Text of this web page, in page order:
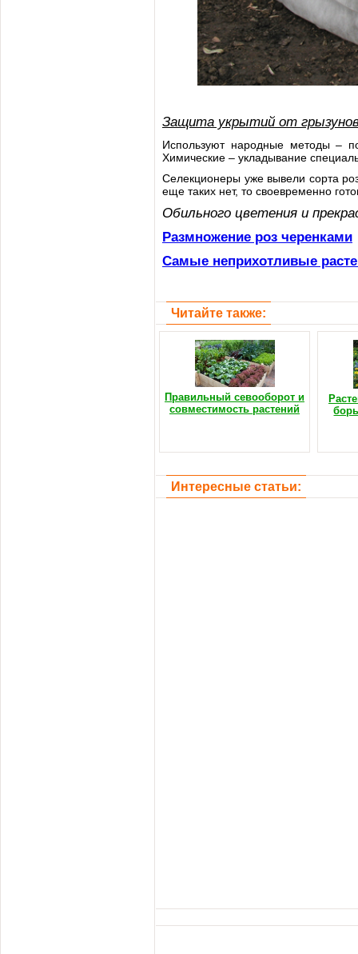
Защита укрытий от
Используют народные методы –
Химические – укладывание
Селекционеры уже вывели сорта
еще таких нет, то своевременно
Обильного цветения и
Размножение роз черенками
Самые неприхотливые
Читайте также:
Правильный севооборот и
совместимость растений
Интересные статьи: